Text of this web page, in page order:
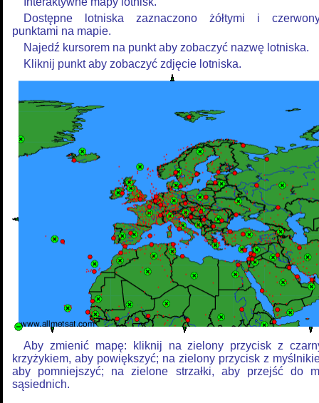
Dostępne lotniska zaznaczono żółtymi i
punktami na mapie.
Najedź kursorem na punkt aby zobaczyć nazwę lotniska.
Kliknij punkt aby zobaczyć zdjęcie lotniska.
Aby zmienić mapę: kliknij na zielony przycisk z
krzyżykiem, aby powiększyć; na zielony przycisk z
aby pomniejszyć; na zielone strzałki, aby przejść do
sąsiednich.